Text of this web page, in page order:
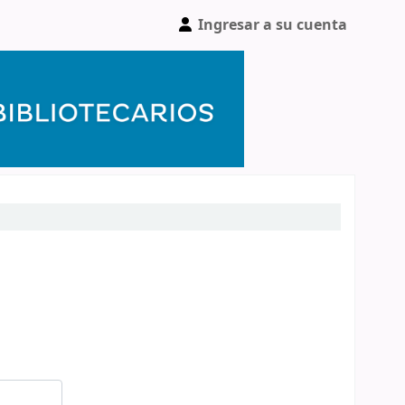
Ingresar a su cuenta